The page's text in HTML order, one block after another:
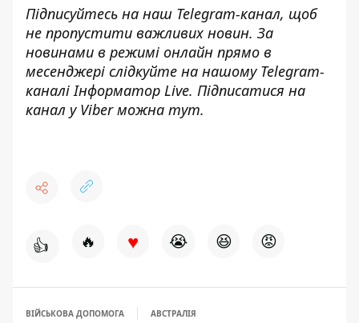
Підписуйтесь на наш Telegram-канал, щоб
не пропустити важливих новин. За
новинами в режимі онлайн прямо в
месенджері слідкуйте на нашому Telegram-
каналіІнформатор Live. Підписатися на
канал у Viber можна тут.
👍 🔥 ♥ 😭 😆 😡
ВІЙСЬКОВА ДОПОМОГА АВСТРАЛІЯ